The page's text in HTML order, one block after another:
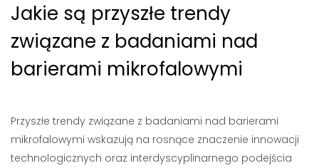
Jakie są przyszłe trendy
związane z badaniami nad
barierami mikrofalowymi
Przyszłe trendy związane z badaniami nad barierami
mikrofalowymi wskazują na rosnące znaczenie innowacji
technologicznych oraz interdyscyplinarnego podejścia